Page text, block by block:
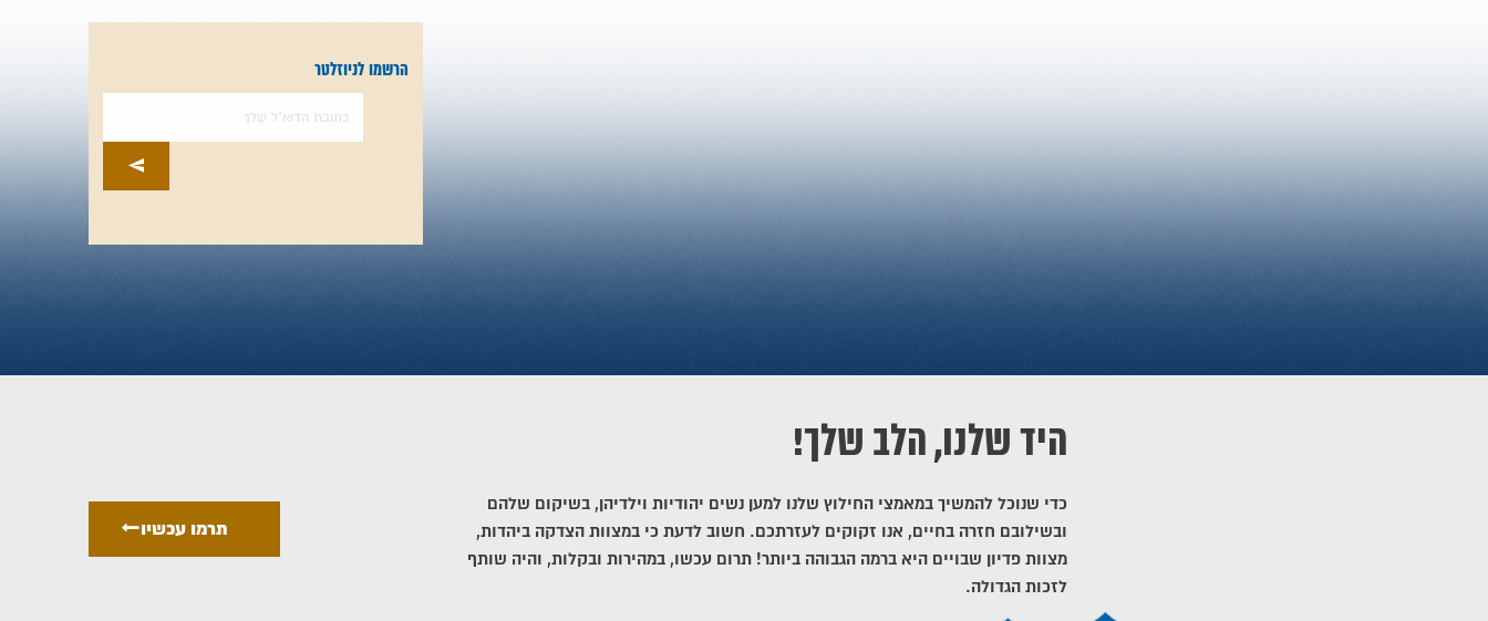
הרשמו לניוזלטר
היד שלנו, הלב שלך!
כדי שנוכל להמשיך במאמצי החילוץ שלנו למען נשים יהודיות וילדיהן, בשיקום שלהם
ובשילובם חזרה בחיים, אנו זקוקים לעזרתכם. חשוב לדעת כי במצוות הצדקה ביהדות,
מצוות פדיון שבויים היא ברמה הגבוהה ביותר! תרום עכשו, במהירות ובקלות, והיה שותף
לזכות הגדולה.
תרמו עכשיו